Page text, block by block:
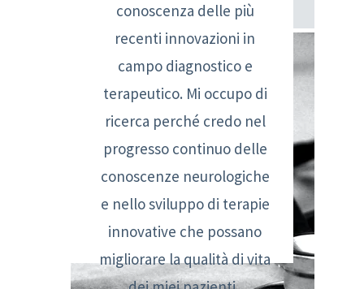
conoscenza delle più
recenti innovazioni in
campo diagnostico e
terapeutico. Mi occupo di
ricerca perché credo nel
progresso continuo delle
conoscenze neurologiche
e nello sviluppo di terapie
innovative che possano
migliorare la qualità di vita